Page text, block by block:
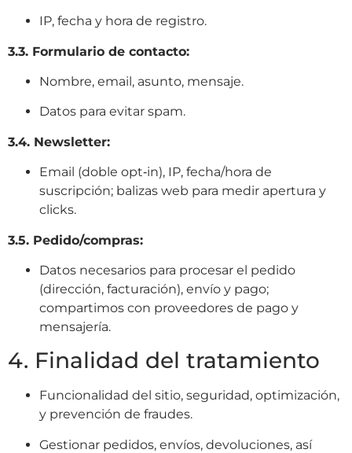
IP, fecha y hora de registro.
3.3. Formulario de contacto:
Nombre, email, asunto, mensaje.
Datos para evitar spam.
3.4. Newsletter:
Email (doble opt‑in), IP, fecha/hora de
suscripción; balizas web para medir apertura y
clicks.
3.5. Pedido/compras:
Datos necesarios para procesar el pedido
(dirección, facturación), envío y pago;
compartimos con proveedores de pago y
mensajería.
4. Finalidad del tratamiento
Funcionalidad del sitio, seguridad, optimización,
y prevención de fraudes.
Gestionar pedidos, envíos, devoluciones, así